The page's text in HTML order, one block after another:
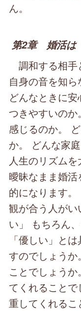
ん。
第2章 婚活は
調和する相手
自身の音を知
どんなときに
つきやすいの
感じるのか。
か。 どんな家
人生のリズム
曖昧なまま婚
的になります
観が合う人が
い」 もちろん
「優しい」と
すのでしょう
ことでしょう
てくれること
重してくれる